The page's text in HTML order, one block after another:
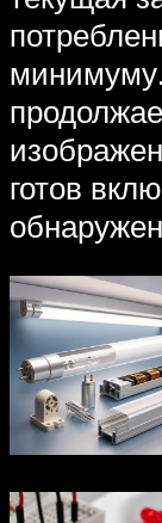
готов